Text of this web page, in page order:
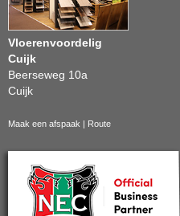
Vloerenvoordelig
Cuijk
Beerseweg 10a
Cuijk
Maak een afspaak Route